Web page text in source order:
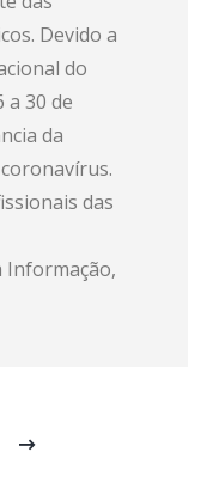
Devido a
do
a 30 de
da
das
Informação,